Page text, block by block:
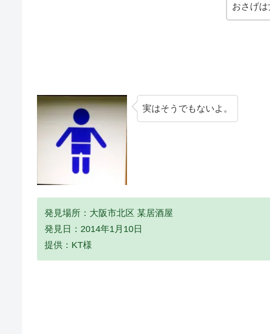
おさげは
実はそうでもないよ。
発見場所：大阪市北区 某居酒屋
発見日：2014年1月10日
提供：KT様